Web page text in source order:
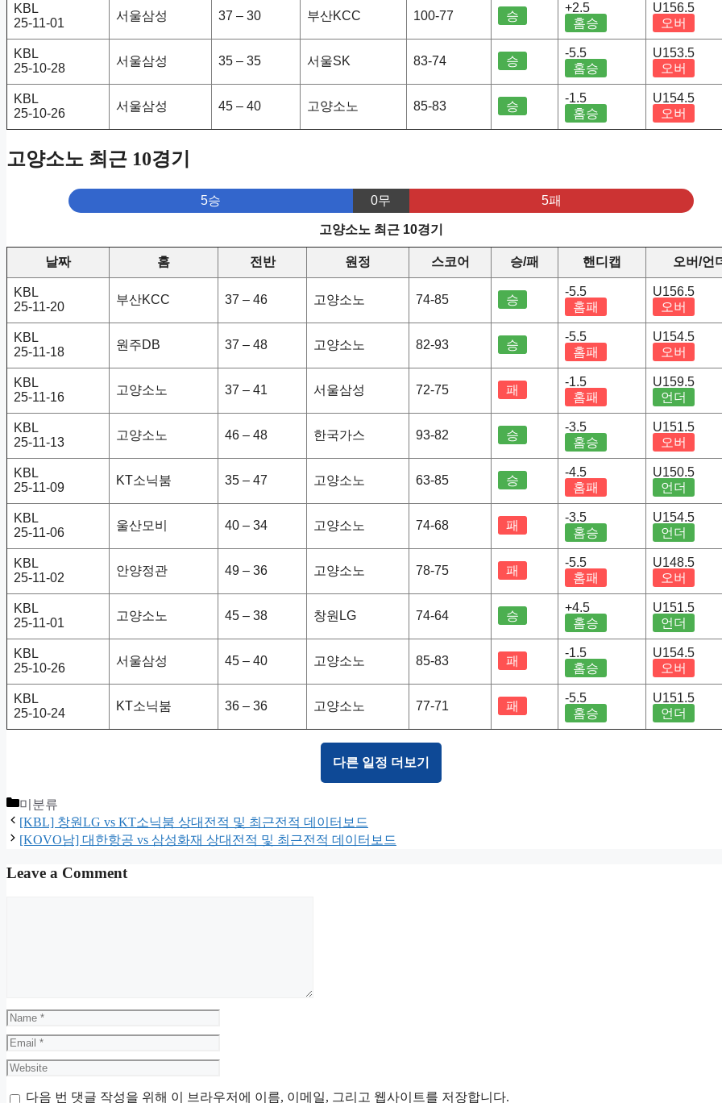
KBL
25-11-01
서울삼성 37 – 30 부산KCC 100-77 승
+2.5
홈승
U156.5
오버
KBL
25-10-28
서울삼성 35 – 35 서울SK 83-74 승
-5.5
홈승
U153.5
오버
KBL
25-10-26
서울삼성 45 – 40 고양소노 85-83 승
-1.5
홈승
U154.5
오버
고양소노 최근 10경기
5승 0무 5패
고양소노 최근 10경기
날짜 홈 전반 원정 스코어 승/패 핸디캡 오버/언
KBL
25-11-20
부산KCC 37 – 46 고양소노 74-85 승
-5.5
홈패
U156.5
오버
KBL
25-11-18
원주DB 37 – 48 고양소노 82-93 승
-5.5
홈패
U154.5
오버
KBL
25-11-16
고양소노 37 – 41 서울삼성 72-75 패
-1.5
홈패
U159.5
언더
KBL
25-11-13
고양소노 46 – 48 한국가스 93-82 승
-3.5
홈승
U151.5
오버
KBL
25-11-09
KT소닉붐 35 – 47 고양소노 63-85 승
-4.5
홈패
U150.5
언더
KBL
25-11-06
울산모비 40 – 34 고양소노 74-68 패
-3.5
홈승
U154.5
언더
KBL
25-11-02
안양정관 49 – 36 고양소노 78-75 패
-5.5
홈패
U148.5
오버
KBL
25-11-01
고양소노 45 – 38 창원LG 74-64 승
+4.5
홈승
U151.5
언더
KBL
25-10-26
서울삼성 45 – 40 고양소노 85-83 패
-1.5
홈승
U154.5
오버
KBL
25-10-24
KT소닉붐 36 – 36 고양소노 77-71 패
-5.5
홈승
U151.5
언더
다른 일정 더보기
Categories
미분류
[KBL] 창원LG vs KT소닉붐 상대전적 및 최근전적 데이터보드
[KOVO남] 대한항공 vs 삼성화재 상대전적 및 최근전적 데이터보드
Leave a Comment
Name
Email
Website
다음 번 댓글 작성을 위해 이 브라우저에 이름, 이메일, 그리고 웹사이트를 저장합니다.